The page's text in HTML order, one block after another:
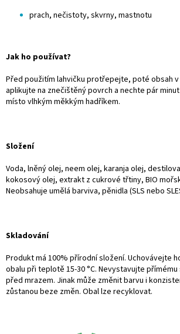
prach, nečistoty, skvrny, mastnotu
Jak ho používat?
Před použitím lahvičku protřepejte, poté obsah
aplikujte na znečištěný povrch a nechte pár
místo vlhkým měkkým hadříkem.
Složení
Voda, lněný olej, neem olej, karanja olej,
kokosový olej, extrakt z cukrové třtiny, BIO
Neobsahuje umělá barviva, pěnidla (SLS nebo
Skladování
Produkt má 100% přírodní složení. Uchovávejte
obalu při teplotě 15-30 °C. Nevystavujte přímému
před mrazem. Jinak může změnit barvu i
zůstanou beze změn. Obal lze recyklovat.